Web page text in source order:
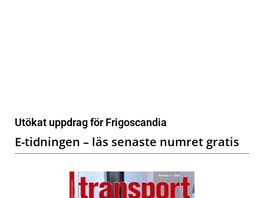
Utökat uppdrag för Frigoscandia
E-tidningen – läs senaste numret gratis